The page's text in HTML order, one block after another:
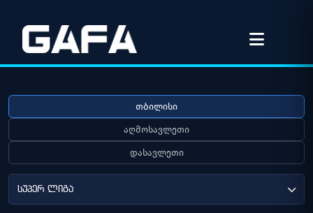
თბილისი
აღმოსავლეთი
დასავლეთი
სუპერ ლიგა